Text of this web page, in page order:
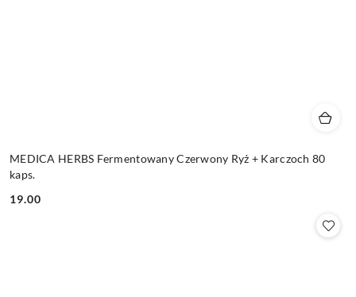
MEDICA HERBS Fermentowany Czerwony Ryż + Karczoch 80
kaps.
Cena:
19.00